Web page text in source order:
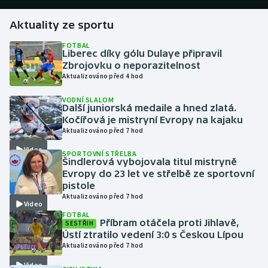
Gymnastika
Házená
Jezdectví
Judo
Krasobruslení
Lezení
Lyže a snowboard
Moderní pětiboj
Motorsport
Aktuality ze sportu
FOTBAL
Liberec díky gólu Dulaye připravil
Zbrojovku o neporazitelnost
Aktualizováno před 4 hod
Video
VODNÍ SLALOM
Další juniorská medaile a hned zlatá.
Kočířová je mistryní Evropy na kajaku
Aktualizováno před 7 hod
Video
SPORTOVNÍ STŘELBA
Šindlerová vybojovala titul mistryně
Evropy do 23 let ve střelbě ze sportovní
pistole
Aktualizováno před 7 hod
Video
FOTBAL
SESTŘIH
Příbram otáčela proti Jihlavě,
Ústí ztratilo vedení 3:0 s Českou Lípou
Aktualizováno před 7 hod